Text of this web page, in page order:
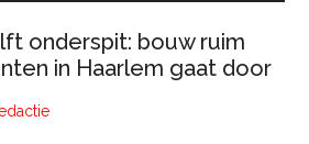
onderspit: bouw ruim
in Haarlem gaat door